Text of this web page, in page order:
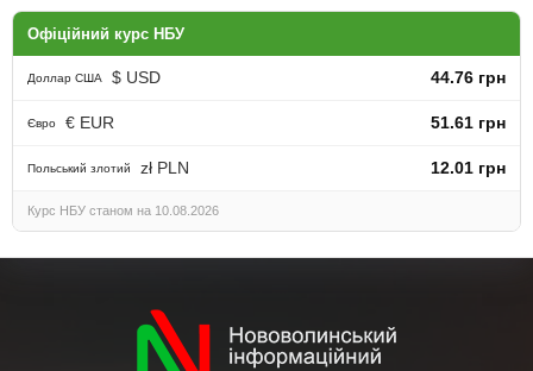
Офіційний курс НБУ
Доллар США $ USD 44.76 грн
Євро € EUR 51.61 грн
Польський злотий zł PLN 12.01 грн
Курс НБУ станом на 10.08.2026